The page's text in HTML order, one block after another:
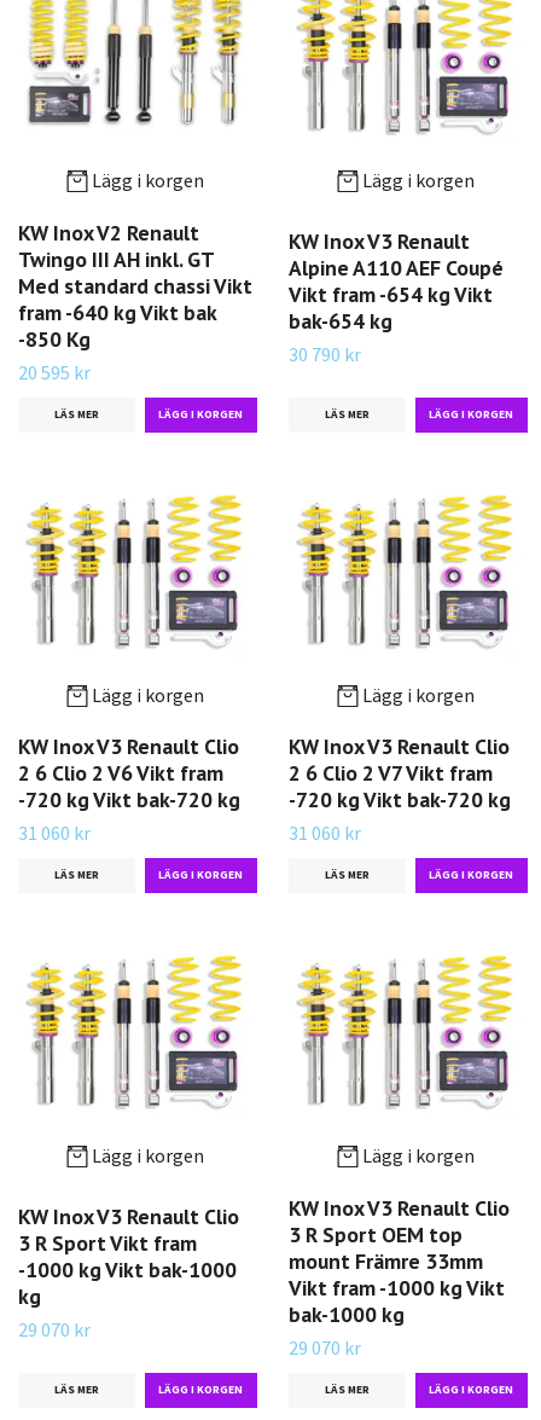
Lägg i korgen
KW Inox V2 Renault
Twingo III AH inkl. GT
Med standard chassi Vikt
fram -640 kg Vikt bak
-850 Kg
20 595 kr
LÄS MER
Lägg i korgen
KW Inox V3 Renault
Alpine A110 AEF Coupé
Vikt fram -654 kg Vikt
bak-654 kg
30 790 kr
LÄS MER
Lägg i korgen
KW Inox V3 Renault Clio
2 6 Clio 2 V6 Vikt fram
-720 kg Vikt bak-720 kg
31 060 kr
LÄS MER
Lägg i korgen
KW Inox V3 Renault Clio
2 6 Clio 2 V7 Vikt fram
-720 kg Vikt bak-720 kg
31 060 kr
LÄS MER
Lägg i korgen
KW Inox V3 Renault Clio
3 R Sport Vikt fram
-1000 kg Vikt bak-1000
kg
29 070 kr
LÄS MER
Lägg i korgen
KW Inox V3 Renault Clio
3 R Sport OEM top
mount Främre 33mm
Vikt fram -1000 kg Vikt
bak-1000 kg
29 070 kr
LÄS MER